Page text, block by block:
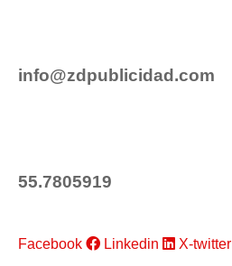
info@zdpublicidad.com
55.7805919
Facebook Linkedin X-twitter